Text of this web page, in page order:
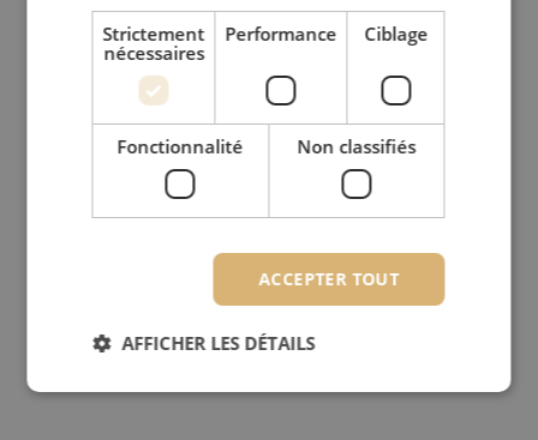
Strictement
nécessaires
Performance Ciblage
Fonctionnalité Non classifiés
ACCEPTER TOUT
AFFICHER LES DÉTAILS